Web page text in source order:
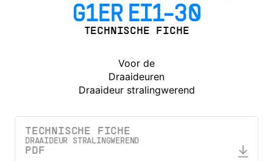
G1ER EI1-30
TECHNISCHE FICHE
Voor de
Draaideuren
Draaideur stralingwerend
TECHNISCHE FICHE
DRAAIDEUR STRALINGWEREND
PDF